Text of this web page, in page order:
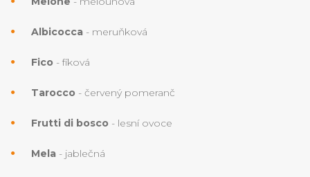
Albicocca - meruňková
Fico - fíková
Tarocco - červený pomeranč
Frutti di bosco - lesní ovoce
Mela - jablečná